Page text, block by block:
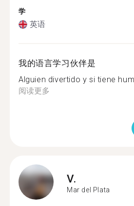
学
英语
我的语言学习伙伴是
Alguien divertido y si tiene
阅读更多
V.
Mar del Plata